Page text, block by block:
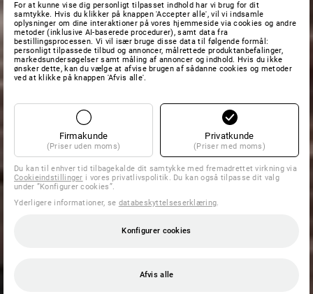
For at kunne vise dig personligt tilpasset indhold har vi brug for dit
samtykke. Hvis du klikker på knappen 'Accepter alle', vil vi indsamle
oplysninger om dine interaktioner på vores hjemmeside via cookies og andre
metoder (inklusive AI-baserede procedurer), samt data fra
bestillingsprocessen. Vi vil især bruge disse data til følgende formål:
personligt tilpassede tilbud og annoncer, målrettede produktanbefalinger,
markedsundersøgelser samt måling af annoncer og indhold. Hvis du ikke
ønsker dette, kan du vælge at afvise brugen af sådanne cookies og metoder
ved at klikke på knappen 'Afvis alle'.
Firmakunde
(Priser uden moms)
Privatkunde
(Priser med moms)
Du kan til enhver tid tilbagekalde dit samtykke med fremadrettet virkning via
Cookieindstillinger i vores privatlivspolitik. Du kan også tilpasse dit valg
under ”Konfigurer cookies”.
Yderligere informationer, se databeskyttelseserklæring.
Konfigurer cookies
Afvis alle